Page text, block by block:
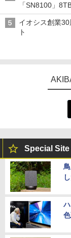
「SN8100」
イオシス創業
ト
Special Site